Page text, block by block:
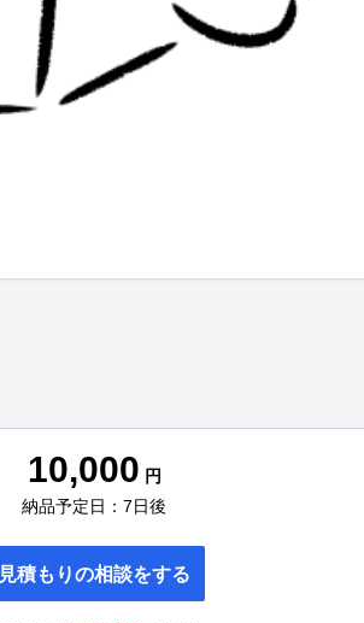
10,000 円
納品予定日：7日後
見積もりの相談をする